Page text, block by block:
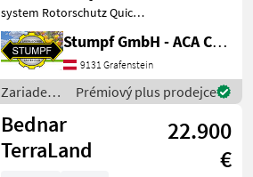
system Rotorschutz Quick
change
system/Messerschnellwechselsystem
Empfohlene
Traktorleistung 90 - 250 PS
Gewicht 1631 kg Breite 3 m
Getr
Stumpf GmbH - ACA Center Stumpf
9131 Grafenstein
Zariadenia
na
obrábanie
pôdy /
Bednar
Prémiový plus prodejce
Bednar
TerraLand
22.900
€